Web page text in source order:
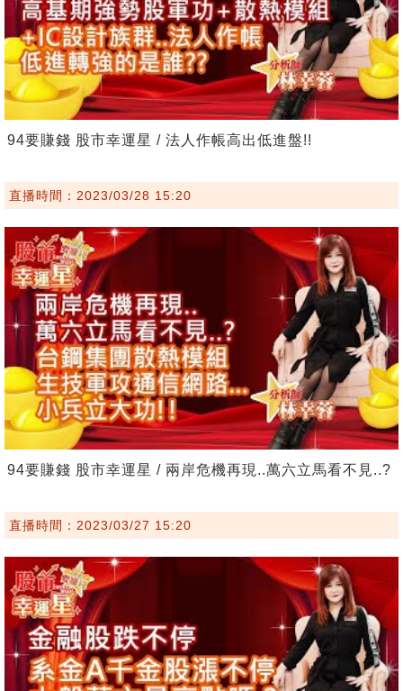
94要賺錢 股市幸運星 / 法人作帳高出低進盤!!
直播時間：2023/03/28 15:20
94要賺錢 股市幸運星 / 兩岸危機再現..萬六立馬看不見..?
直播時間：2023/03/27 15:20